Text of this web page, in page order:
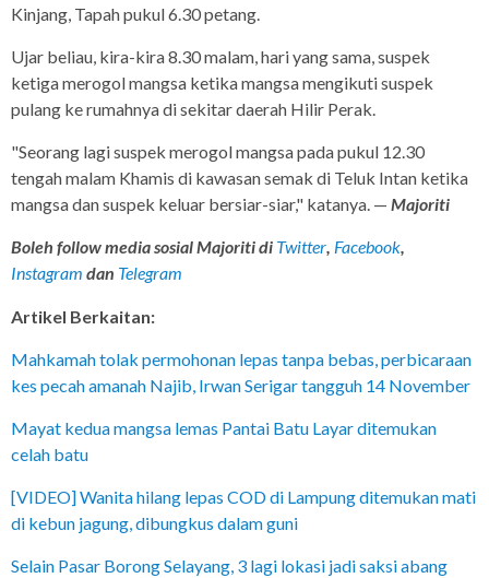
Kinjang, Tapah pukul 6.30 petang.
Ujar beliau, kira-kira 8.30 malam, hari yang sama, suspek
ketiga merogol mangsa ketika mangsa mengikuti suspek
pulang ke rumahnya di sekitar daerah Hilir Perak.
"Seorang lagi suspek merogol mangsa pada pukul 12.30
tengah malam Khamis di kawasan semak di Teluk Intan ketika
mangsa dan suspek keluar bersiar-siar," katanya. — Majoriti
Boleh follow media sosial Majoriti di Twitter, Facebook,
Instagram dan Telegram
Artikel Berkaitan:
Mahkamah tolak permohonan lepas tanpa bebas, perbicaraan
kes pecah amanah Najib, Irwan Serigar tangguh 14 November
Mayat kedua mangsa lemas Pantai Batu Layar ditemukan
celah batu
[VIDEO] Wanita hilang lepas COD di Lampung ditemukan mati
di kebun jagung, dibungkus dalam guni
Selain Pasar Borong Selayang, 3 lagi lokasi jadi saksi abang